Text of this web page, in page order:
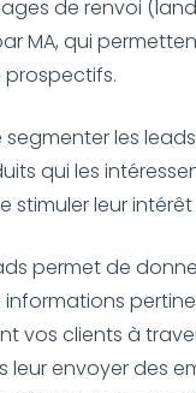
de renvoi
MA, qui
prospectifs.
segmenter les
qui les
stimuler leur
permet de
informations
vos clients à
leur envoyer des